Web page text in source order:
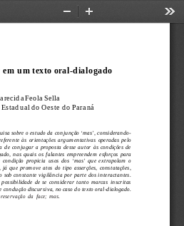
Zoom
em um texto oral-dialogado
Feola Sella
do Oeste do Paraná
sobre o estudo da conjunção ‘mas’, considerando-
às  orientações  argumentativas  operadas  pelo
conjugar  a  proposta  desse  autor  às  condições  de
nas  quais  os  falantes  empreendem  esforços  para
propicia  usos  dos  ‘mas’  que  extrapolam  o
que  promove  atos  do  tipo  asserções,  constatações,
sob constante vigilância por parte dos interactantes.
de  se  considerar  tanto  marcas  inscritas
discursiva, no caso do texto oral-dialogado.
da  face;  mas.